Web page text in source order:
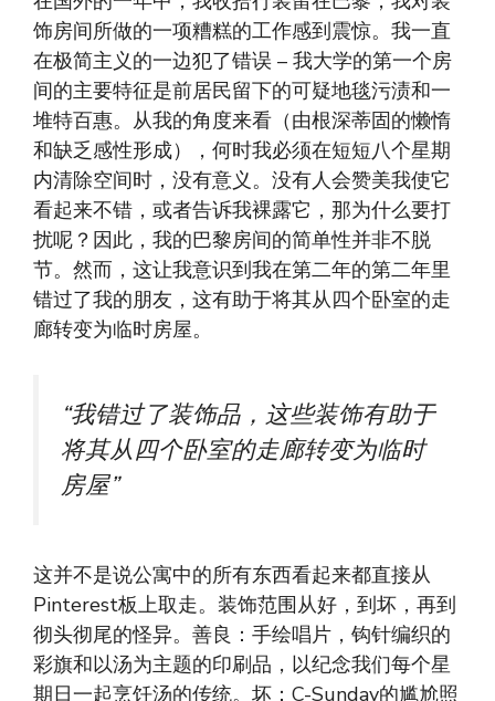
饰房间所做的一项糟糕的工作感到震惊。我一直
在极简主义的一边犯了错误 – 我大学的第一个房
间的主要特征是前居民留下的可疑地毯污渍和一
堆特百惠。从我的角度来看（由根深蒂固的懒惰
和缺乏感性形成），何时我必须在短短八个星期
内清除空间时，没有意义。没有人会赞美我使它
看起来不错，或者告诉我裸露它，那为什么要打
扰呢？因此，我的巴黎房间的简单性并非不脱
节。然而，这让我意识到我在第二年的第二年里
错过了我的朋友，这有助于将其从四个卧室的走
廊转变为临时房屋。
“我错过了装饰品，这些装饰有助于
将其从四个卧室的走廊转变为临时
房屋”
这并不是说公寓中的所有东西看起来都直接从
Pinterest板上取走。装饰范围从好，到坏，再到
彻头彻尾的怪异。善良：手绘唱片，钩针编织的
彩旗和以汤为主题的印刷品，以纪念我们每个星
期日一起烹饪汤的传统。坏：C-Sunday的尴尬照